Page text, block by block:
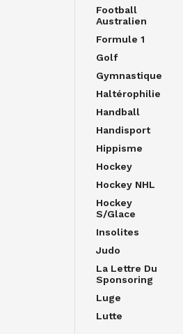
Football
Australien
Formule 1
Golf
Gymnastique
Haltérophilie
Handball
Handisport
Hippisme
Hockey
Hockey NHL
Hockey
S/glace
Insolites
Judo
La Lettre Du
Sponsoring
Luge
Lutte